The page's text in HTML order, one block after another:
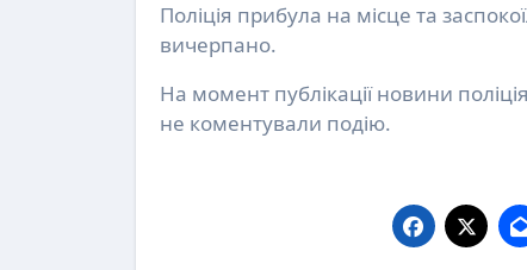
Поліція прибула на місце та
вичерпано.
На момент публікації новини
не коментували подію.